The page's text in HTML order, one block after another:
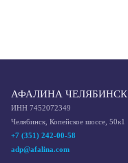
АФАЛИНА ЧЕЛЯБИНСК
ИНН 7452072349
Челябинск, Копейское шоссе, 50к1
+7 (351) 242-00-58
adp@afalina.com